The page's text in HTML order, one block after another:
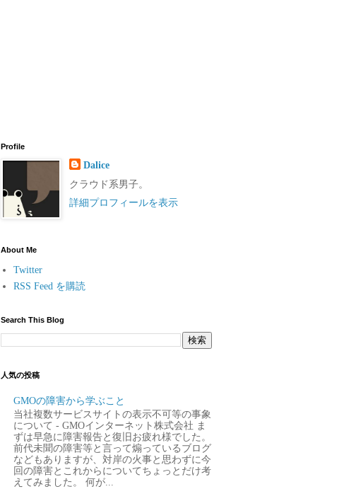
Profile
Dalice
クラウド系男子。
詳細プロフィールを表示
About Me
Twitter
RSS Feed を購読
Search This Blog
人気の投稿
GMOの障害から学ぶこと
当社複数サービスサイトの表示不可等の事象
について - GMOインターネット株式会社 ま
ずは早急に障害報告と復旧お疲れ様でした。
前代未聞の障害等と言って煽っているブログ
などもありますが、対岸の火事と思わずに今
回の障害とこれからについてちょっとだけ考
えてみました。 何が...